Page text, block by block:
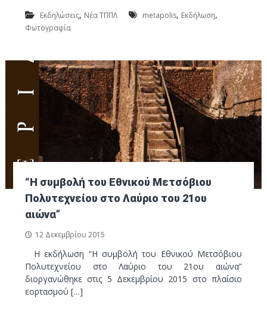
Εκδηλώσεις, Νέα ΤΠΠΛ metapolis, Εκδήλωση,
Φωτογραφία
“Η συμβολή του Εθνικού Μετσόβιου
Πολυτεχνείου στο Λαύριο του 21ου
αιώνα”
12 Δεκεμβρίου 2015
Η εκδήλωση “Η συμβολή του Εθνικού Μετσόβιου
Πολυτεχνείου στο Λαύριο του 21ου αιώνα”
διοργανώθηκε στις 5 Δεκεμβρίου 2015 στο πλαίσιο
εορτασμού […]